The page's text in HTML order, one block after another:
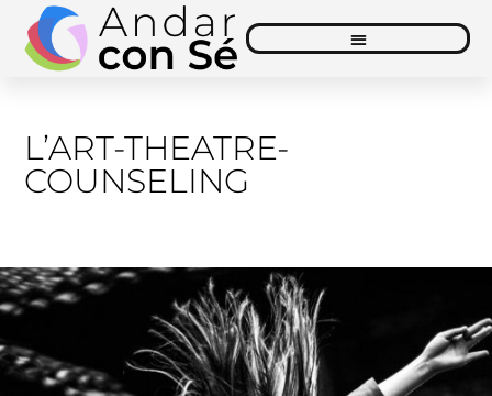
contenuto
L’ART-THEATRE-
COUNSELING